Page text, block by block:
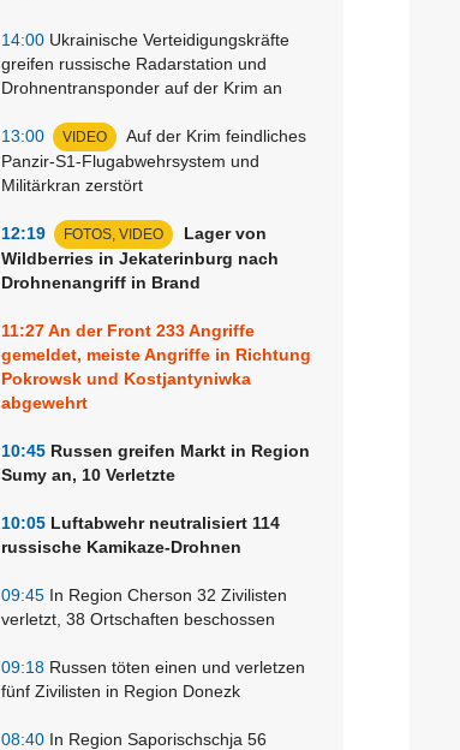
14:00 Ukrainische Verteidigungskräfte
greifen russische Radarstation und
Drohnentransponder auf der Krim an
13:00 VIDEO
Auf der Krim feindliches
Panzir-S1-Flugabwehrsystem und
Militärkran zerstört
12:19 FOTOS, VIDEO
Lager von
Wildberries in Jekaterinburg nach
Drohnenangriff in Brand
11:27An der Front 233 Angriffe
gemeldet, meiste Angriffe in Richtung
Pokrowsk und Kostjantyniwka
abgewehrt
10:45 Russen greifen Markt in Region
Sumy an, 10 Verletzte
10:05 Luftabwehr neutralisiert 114
russische Kamikaze-Drohnen
09:45 In Region Cherson 32 Zivilisten
verletzt, 38 Ortschaften beschossen
09:18 Russen töten einen und verletzen
fünf Zivilisten in Region Donezk
08:40 In Region Saporischschja 56